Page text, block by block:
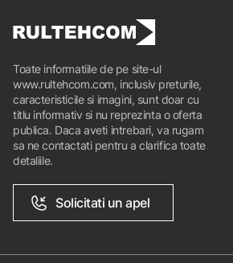
Toate informatiile de pe site-ul
www.rultehcom.com, inclusiv preturile,
caracteristicile si imagini, sunt doar cu
titlu informativ si nu reprezinta o oferta
publica. Daca aveti intrebari, va rugam
sa ne contactati pentru a clarifica toate
detaliile.
Solicitati un apel